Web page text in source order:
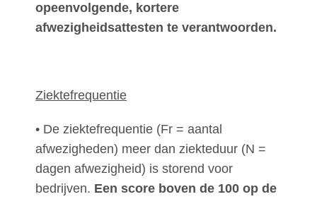
opeenvolgende, kortere
afwezigheidsattesten te verantwoorden.
Ziektefrequentie
• De ziektefrequentie (Fr = aantal
afwezigheden) meer dan ziekteduur (N =
dagen afwezigheid) is storend voor
bedrijven. Een score boven de 100 op de